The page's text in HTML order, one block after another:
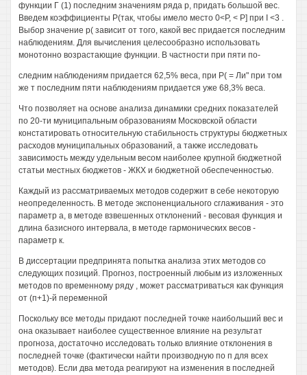
функции Г (1) последним значениям ряда р, придать большой вес.
Введем коэффициенты Р(так, чтобы имело место 0<Р, < Р] при I <3 .
Выбор значение р( зависит от того, какой вес придается последним
наблюдениям. Для вычисления целесообразно использовать
монотонно возрастающие функции. В частности при пяти по-
следним наблюдениям придается 62,5% веса, при Р( = Ли" при том
же т последним пяти наблюдениям придается уже 68,3% веса.
Что позволяет на основе анализа динамики средних показателей
по 20-ти муниципальным образованиям Московской области
констатировать относительную стабильность структуры бюджетных
расходов муниципальных образований, а также исследовать
зависимость между удельным весом наиболее крупной бюджетной
статьи местных бюджетов - ЖКХ и бюджетной обеспеченностью.
Каждый из рассматриваемых методов содержит в себе некоторую
неопределенность. В методе экспоненциального сглаживания - это
параметр а, в методе взвешенных отклонений - весовая функция и
длина базисного интервала, в методе гармонических весов -
параметр к.
В диссертации предпринята попытка анализа этих методов со
следующих позиций. Прогноз, построенный любым из изложенных
методов по временному ряду , может рассматриваться как функция
от (п+1)-й переменной
Поскольку все методы придают последней точке наибольший вес и
она оказывает наиболее существенное влияние на результат
прогноза, достаточно исследовать только влияние отклонения в
последней точке (фактически найти производную по п для всех
методов). Если два метода реагируют на изменения в последней